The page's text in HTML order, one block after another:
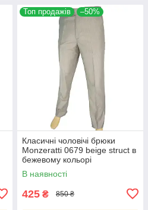
Топ продажів –50%
Класичні чоловічі брюки
Monzeratti 0679 beige struct в
бежевому кольорі
В наявності
425 ₴ 850 ₴